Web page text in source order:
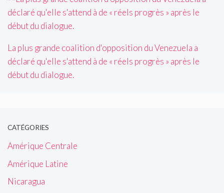
La plus grande coalition d'opposition du Venezuela a
déclaré qu'elle s'attend à de « réels progrès » après le
début du dialogue.
CATÉGORIES
Amérique Centrale
Amérique Latine
Nicaragua